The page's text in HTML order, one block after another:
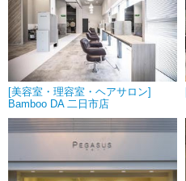
[美容室・理容室・ヘアサロン]
Bamboo DA 二日市店